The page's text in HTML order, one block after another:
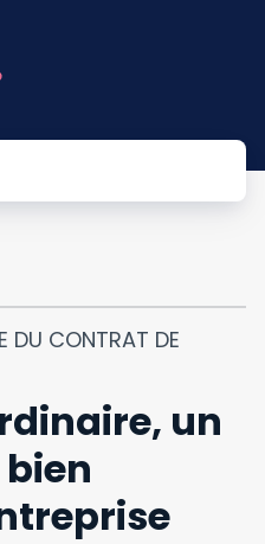
DU CONTRAT DE
un